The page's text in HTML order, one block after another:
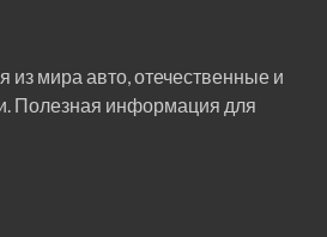
из мира авто, отечественные и
Полезная информация для